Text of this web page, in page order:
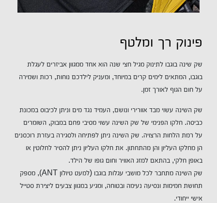
פינוק רך ומלטף
שק שינה בוגבו לתינוק מגיל חצי שנה הוא אחד ממגוון אביזרים לעגלת
בוגבו, המתאים לימים קרים במיוחד, ומעניק לילדכם נוחות, רכות ושמירה
על חום הגוף לאורך זמן.
שק השינה עשוי מבד אוורירי ונושם, העמיד נגד מים וניתן לכיבוס במכונת
כביסה. חלקו הפנימי של שק השינה עשוי מסיבי פחם במבוק, השומרים
על רמת הלחות הרצויה. שק השינה ניתן לפתיחה ולסגירה בעזרת רוכסנים
הן מחלקו העליון והן מהתחתון. את חלקו העליון ניתן להסיר לחלוטין או
באופן חלקי, בהתאם למזג האוויר וחום גופו של הילד.
שק השינה מתחבר לכל מושבי עגלות בוגבו (למעט טיולון ANT), מספק
תחושת חמימות ונסיעה נעימה ובטוחה, ומגיע במגוון צבעים ליצירת סטייל
אישי ייחודי.